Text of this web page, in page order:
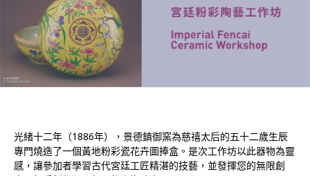
光緒十二年（1886年），景德鎮御窯為慈禧太后的五十二歲生辰
專門燒造了一個黃地粉彩瓷花卉圖捧盒。是次工作坊以此器物為靈
感，讓參加者學習古代宮廷工匠精湛的技藝，並發揮您的無限創